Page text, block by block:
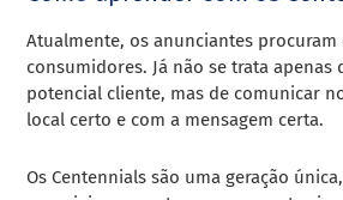
Atualmente, os anunciantes procuram
consumidores. Já não se trata apenas
potencial cliente, mas de comunicar
local certo e com a mensagem certa.
Os Centennials são uma geração